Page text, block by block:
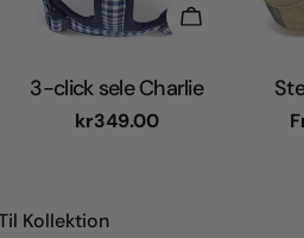
Muligheder Vælg
3-click sele Charlie
Normal
kr349.00
Kollektion